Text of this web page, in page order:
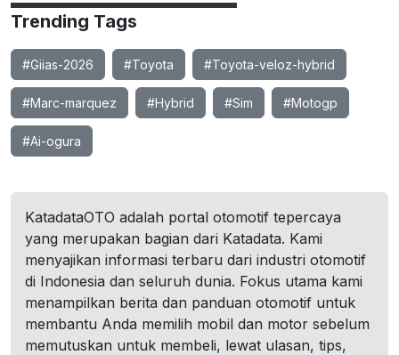
Trending Tags
#Giias-2026 #Toyota #Toyota-veloz-hybrid
#Marc-marquez #Hybrid #Sim #Motogp
#Ai-ogura
KatadataOTO adalah portal otomotif tepercaya
yang merupakan bagian dari Katadata. Kami
menyajikan informasi terbaru dari industri otomotif
di Indonesia dan seluruh dunia. Fokus utama kami
menampilkan berita dan panduan otomotif untuk
membantu Anda memilih mobil dan motor sebelum
memutuskan untuk membeli, lewat ulasan, tips,